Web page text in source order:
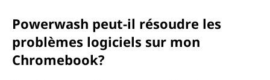
Powerwash peut-il résoudre les
problèmes logiciels sur mon
Chromebook?